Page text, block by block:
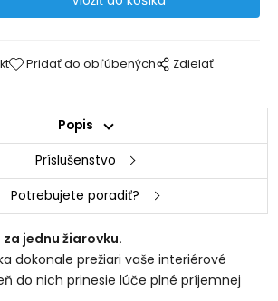
Pridať do obľúbených Zdielať
Popis
Príslušenstvo
Potrebujete poradiť?
jednu žiarovku.
dokonale prežiari vaše interiérové
do nich prinesie lúče plné príjemnej